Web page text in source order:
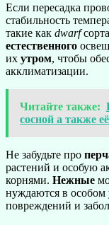
Если пересадка
стабильность
такие как dwarf
естественного
их утром, чтобы
акклиматизации.
Читайте также:
сосной а также
Не забудьте про
растений и особую
корнями. Нежные
нуждаются в особом
повреждений и